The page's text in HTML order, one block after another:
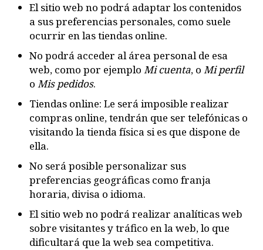
El sitio web no podrá adaptar los contenidos
a sus preferencias personales, como suele
ocurrir en las tiendas online.
No podrá acceder al área personal de esa
web, como por ejemplo Mi cuenta, o Mi perfil
o Mis pedidos.
Tiendas online: Le será imposible realizar
compras online, tendrán que ser telefónicas o
visitando la tienda física si es que dispone de
ella.
No será posible personalizar sus
preferencias geográficas como franja
horaria, divisa o idioma.
El sitio web no podrá realizar analíticas web
sobre visitantes y tráfico en la web, lo que
dificultará que la web sea competitiva.